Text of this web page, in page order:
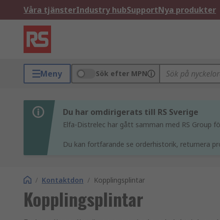
Våra tjänsterIndustry hubSupportNya produkter
Meny Sök efter MPN
Du har omdirigerats till RS Sverige
Elfa-Distrelec har gått samman med RS Group
Du kan fortfarande se orderhistorik, returnera
/ Kontaktdon / Kopplingsplintar
Kopplingsplintar